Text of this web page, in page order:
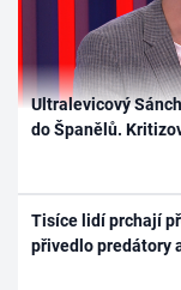
Ultralevicový
do Španělů.
Tisíce lidí prchají
přivedlo predátory